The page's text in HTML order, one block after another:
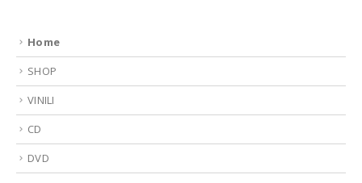
Home
SHOP
VINILI
CD
DVD